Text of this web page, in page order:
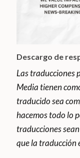
Descargo de
Las traducciones
Media tienen
traducido sea
hacemos todo lo
traducciones
que la traducción